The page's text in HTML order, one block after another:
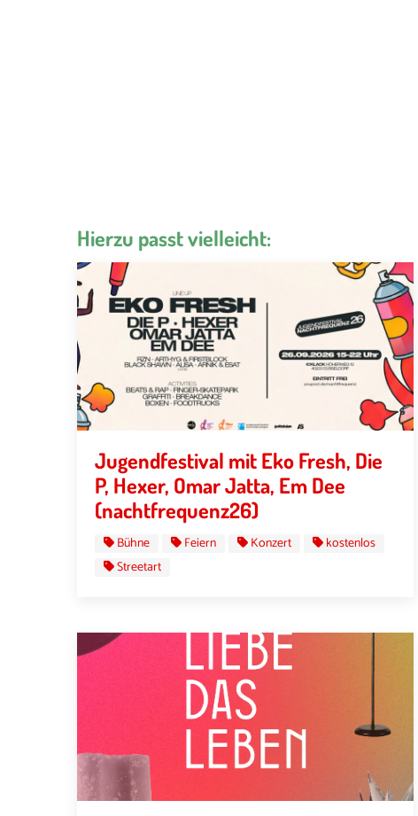
Hierzu passt vielleicht:
Jugendfestival mit Eko Fresh, Die
P, Hexer, Omar Jatta, Em Dee
(nachtfrequenz26)
Bühne Feiern Konzert
kostenlos
Streetart